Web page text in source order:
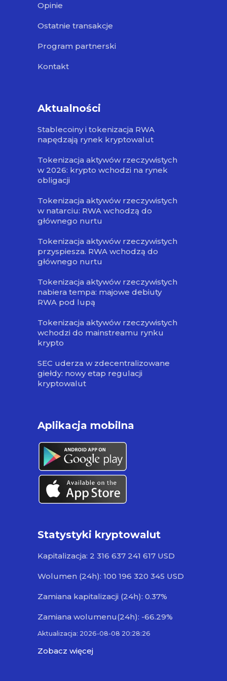
Opinie
Ostatnie transakcje
Program partnerski
Kontakt
Aktualności
Stablecoiny i tokenizacja RWA
napędzają rynek kryptowalut
Tokenizacja aktywów rzeczywistych
w 2026: krypto wchodzi na rynek
obligacji
Tokenizacja aktywów rzeczywistych
w natarciu: RWA wchodzą do
głównego nurtu
Tokenizacja aktywów rzeczywistych
przyspiesza. RWA wchodzą do
głównego nurtu
Tokenizacja aktywów rzeczywistych
nabiera tempa: majowe debiuty
RWA pod lupą
Tokenizacja aktywów rzeczywistych
wchodzi do mainstreamu rynku
krypto
SEC uderza w zdecentralizowane
giełdy: nowy etap regulacji
kryptowalut
Aplikacja mobilna
Statystyki kryptowalut
Kapitalizacja: 2 316 637 241 617 USD
Wolumen (24h): 100 196 320 345 USD
Zamiana kapitalizacji (24h): 0.37%
Zamiana wolumenu(24h): -66.29%
Aktualizacja: 2026-08-08 20:28:26
Zobacz więcej